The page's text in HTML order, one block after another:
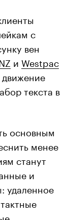
с
вен
и Westpac
текста в
основным
менее
станут
и
удаленное